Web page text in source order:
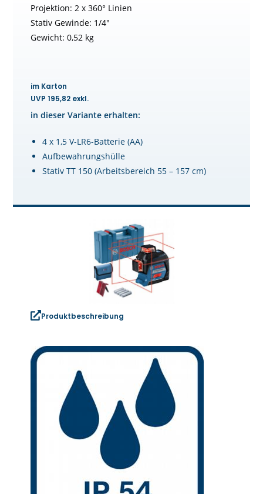
Projektion: 2 x 360° Linien
Stativ Gewinde: 1/4″
Gewicht: 0,52 kg
im Karton
UVP 195,82 exkl.
in dieser Variante erhalten:
4 x 1,5 V-LR6-Batterie (AA)
Aufbewahrungshülle
Stativ TT 150 (Arbeitsbereich 55 – 157 cm)
Produktbeschreibung